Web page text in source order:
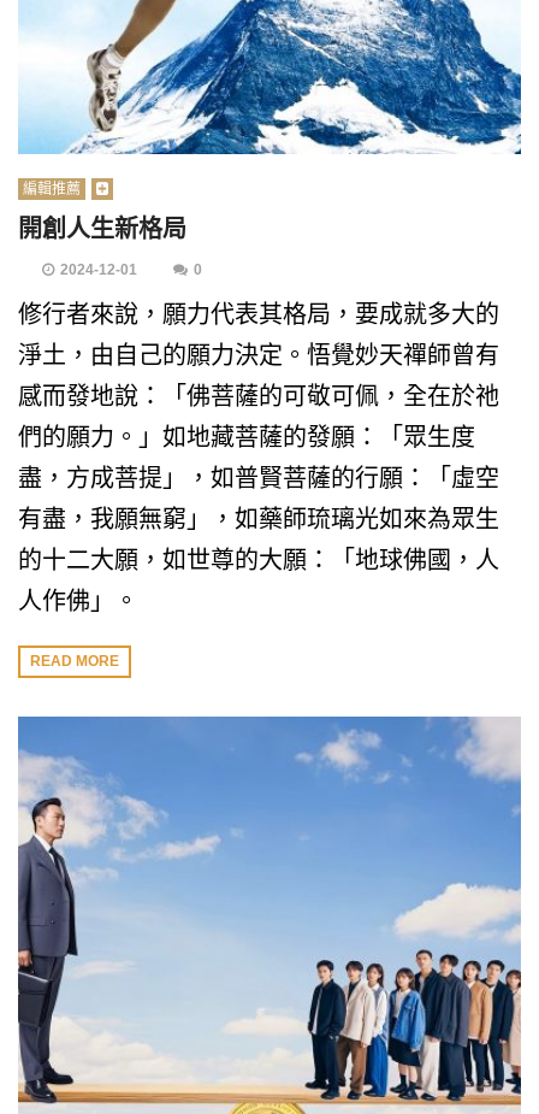
編輯推薦
開創人生新格局
2024-12-01 0
修行者來說，願力代表其格局，要成就多大的
淨土，由自己的願力決定。悟覺妙天禪師曾有
感而發地說：「佛菩薩的可敬可佩，全在於祂
們的願力。」如地藏菩薩的發願：「眾生度
盡，方成菩提」，如普賢菩薩的行願：「虛空
有盡，我願無窮」，如藥師琉璃光如來為眾生
的十二大願，如世尊的大願：「地球佛國，人
人作佛」。
READ MORE